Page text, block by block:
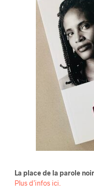
La place de la parole
Plus d’infos ici.